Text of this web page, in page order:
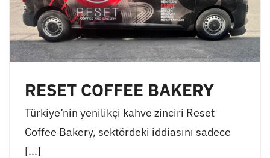
RESET COFFEE BAKERY
Türkiye’nin yenilikçi kahve zinciri Reset
Coffee Bakery, sektördeki iddiasını sadece
[...]